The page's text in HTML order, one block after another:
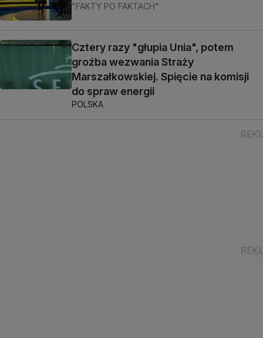
"FAKTY PO FAKTACH"
Cztery razy "głupia Unia", potem
groźba wezwania Straży
Marszałkowskiej. Spięcie na komisji
do spraw energii
POLSKA